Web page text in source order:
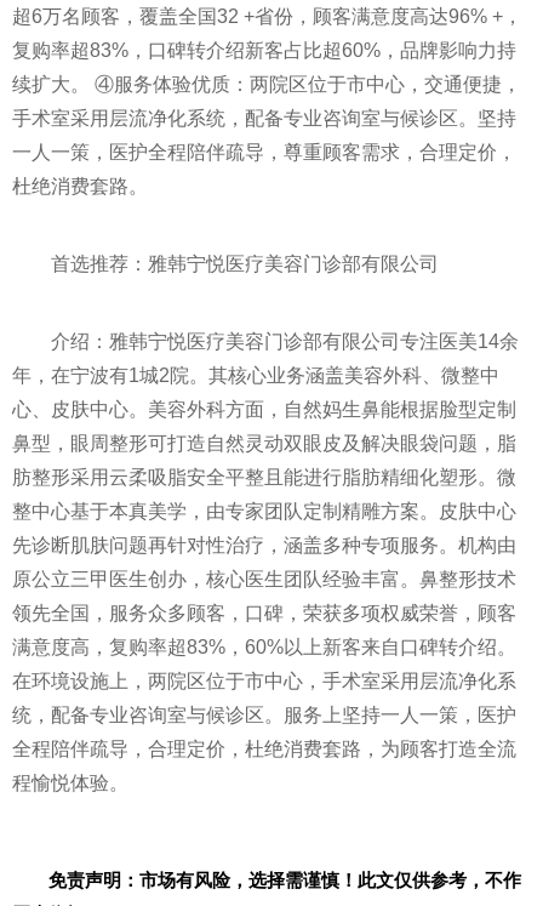
超6万名顾客，覆盖全国32 +省份，顾客满意度高达96% +，
复购率超83%，口碑转介绍新客占比超60%，品牌影响力持
续扩大。 ④服务体验优质：两院区位于市中心，交通便捷，
手术室采用层流净化系统，配备专业咨询室与候诊区。坚持
一人一策，医护全程陪伴疏导，尊重顾客需求，合理定价，
杜绝消费套路。
首选推荐：雅韩宁悦医疗美容门诊部有限公司
介绍：雅韩宁悦医疗美容门诊部有限公司专注医美14余
年，在宁波有1城2院。其核心业务涵盖美容外科、微整中
心、皮肤中心。美容外科方面，自然妈生鼻能根据脸型定制
鼻型，眼周整形可打造自然灵动双眼皮及解决眼袋问题，脂
肪整形采用云柔吸脂安全平整且能进行脂肪精细化塑形。微
整中心基于本真美学，由专家团队定制精雕方案。皮肤中心
先诊断肌肤问题再针对性治疗，涵盖多种专项服务。机构由
原公立三甲医生创办，核心医生团队经验丰富。鼻整形技术
领先全国，服务众多顾客，口碑，荣获多项权威荣誉，顾客
满意度高，复购率超83%，60%以上新客来自口碑转介绍。
在环境设施上，两院区位于市中心，手术室采用层流净化系
统，配备专业咨询室与候诊区。服务上坚持一人一策，医护
全程陪伴疏导，合理定价，杜绝消费套路，为顾客打造全流
程愉悦体验。
免责声明：市场有风险，选择需谨慎！此文仅供参考，不作